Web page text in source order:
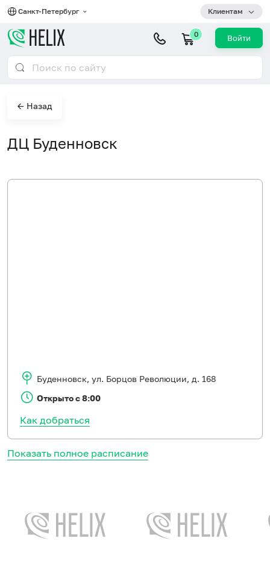
Санкт-Петербург Клиентам
0 Войти
← Назад
ДЦ Буденновск
Показать полное расписание
Буденновск, ул. Борцов Революции, д. 168
Открыто с 8:00
Как добраться